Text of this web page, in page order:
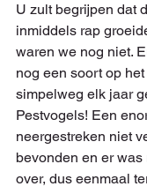
U zult begrijpen dat
inmiddels rap
waren we nog niet.
nog een soort op
simpelweg elk jaar
Pestvogels! Een
neergestreken niet
bevonden en er
over, dus eenmaal